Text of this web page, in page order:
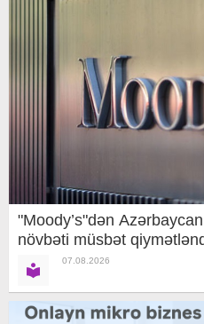
"Moody’s"dən
növbəti müsbət
07.08.2026